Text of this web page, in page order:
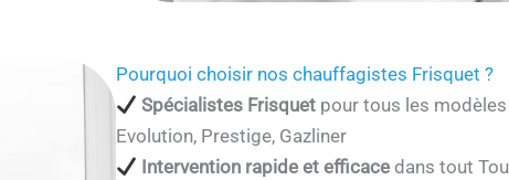
Pourquoi choisir nos chauffagistes Frisquet ?
Spécialistes Frisquet pour tous les
Evolution, Prestige, Gazliner
Intervention rapide et efficace dans tout